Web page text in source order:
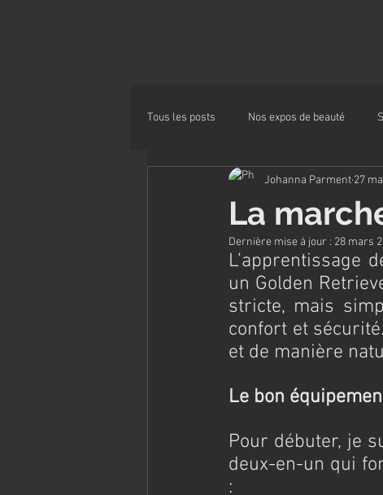
Tous les posts Nos expos de beauté
Alimentation
La
Johanna Parment 27
Dernière mise à jour : 28 mars
L’apprentissage
un Golden
stricte, mais
confort et
et de manière
Le bon
Pour débuter, je
deux-en-un qui
: